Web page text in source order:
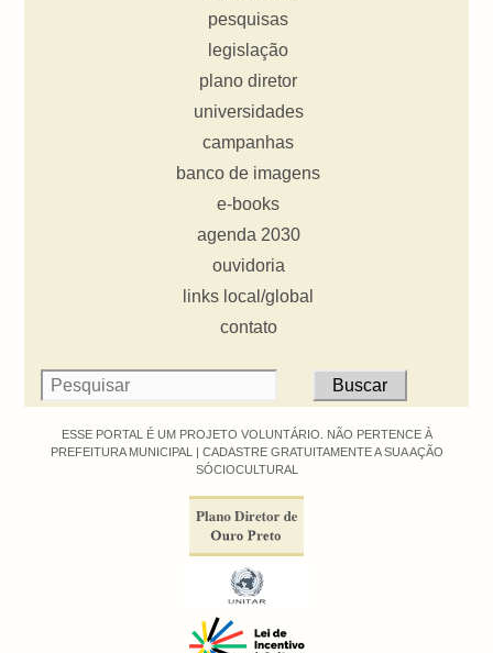
pesquisas
legislação
plano diretor
universidades
campanhas
banco de imagens
e-books
agenda 2030
ouvidoria
links local/global
contato
ESSE PORTAL É UM PROJETO VOLUNTÁRIO. NÃO PERTENCE À
PREFEITURA MUNICIPAL | CADASTRE GRATUITAMENTE A SUA AÇÃO
SÓCIOCULTURAL